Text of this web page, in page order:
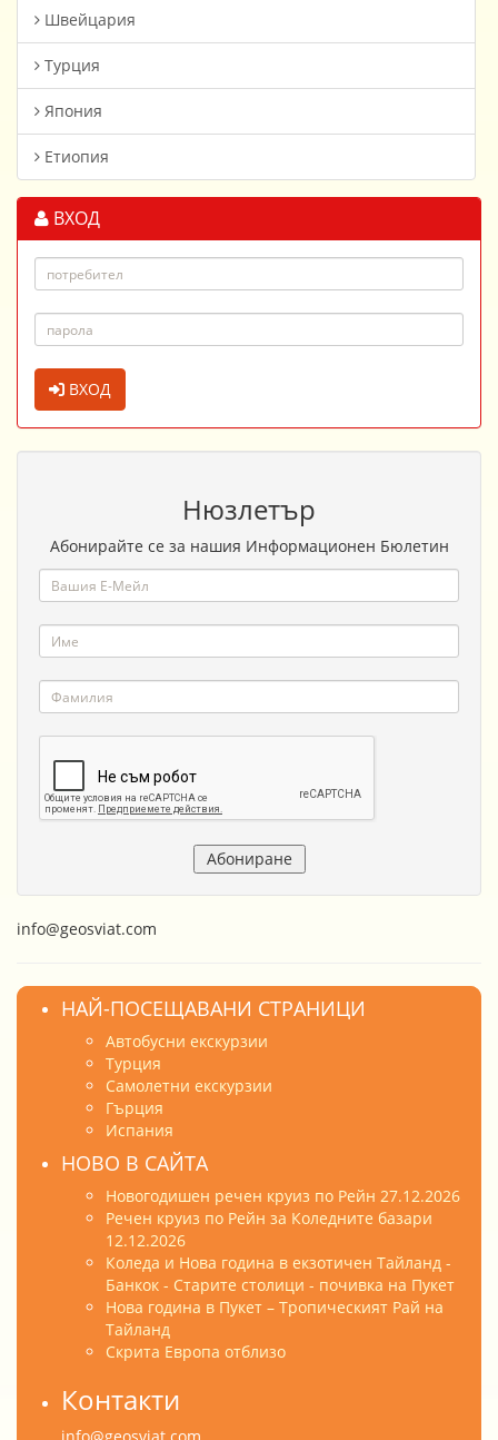
Швейцария
Турция
Япония
Етиопия
ВХОД
ВХОД
Нюзлетър
Абонирайте се за нашия Информационен Бюлетин
info@geosviat.com
НАЙ-ПОСЕЩАВАНИ СТРАНИЦИ
Автобусни екскурзии
Турция
Самолетни екскурзии
Гърция
Испания
НОВО В САЙТА
Новогодишен речен круиз по Рейн 27.12.2026
Речен круиз по Рейн за Коледните базари
12.12.2026
Коледа и Нова година в екзотичен Тайланд -
Банкок - Старите столици - почивка на Пукет
Нова година в Пукет – Тропическият Рай на
Тайланд
Скрита Европа отблизо
Контакти